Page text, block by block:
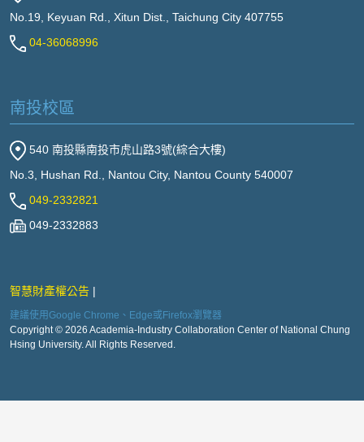
No.19, Keyuan Rd., Xitun Dist., Taichung City 407755
04-36068996
南投校區
540 南投縣南投市虎山路3號(綜合大樓)
No.3, Hushan Rd., Nantou City, Nantou County 540007
049-2332821
049-2332883
智慧財產權公告
建議使用Google Chrome、Edge或Firefox瀏覽器
Copyright © 2026 Academia-Industry Collaboration Center of National Chung
Hsing University. All Rights Reserved.